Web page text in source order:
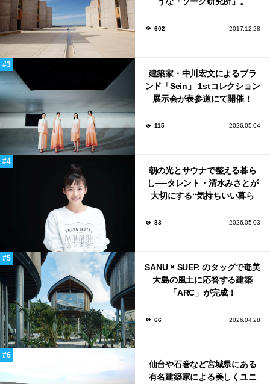
602 2017.12.28
建築家・中川宏文によるブラ
ンド「Sein」 1stコレクション
展示会が表参道にて開催！
115 2026.05.04
朝の光とサウナで整える暮ら
し──タレント・清水みさとが
大切にする“気持ちいい暮ら
83 2026.05.03
SANU × SUEP. のタッグで奄美
大島の風土に応答する建築
「ARC」が完成！
66 2026.04.28
仙台や石巻など宮城県にある
有名建築家による美しくユニ